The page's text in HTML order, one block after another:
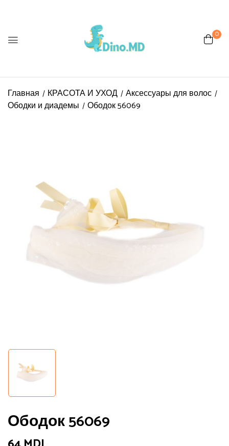
0
Главная КРАСОТА И УХОД Аксессуары для волос
Ободки и диадемы
Ободок 56069
Ободок 56069